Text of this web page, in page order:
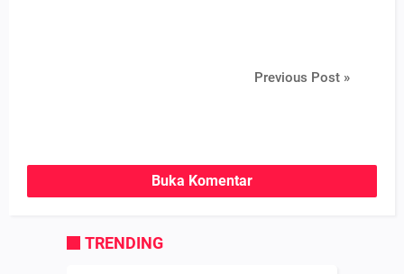
Previous Post »
Buka Komentar
TRENDING